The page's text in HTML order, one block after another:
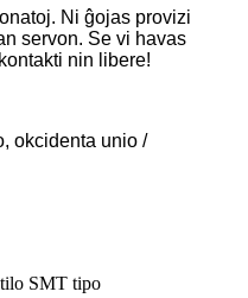
Ni ĝojas provizi
servon. Se vi havas
nin libere!
okcidenta unio /